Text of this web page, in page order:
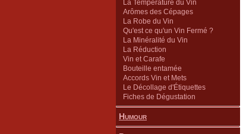
La Température du Vin
Arômes des Cépages
La Robe du Vin
Qu'est ce qu'un Vin Fermé ?
La Minéralité du Vin
La Réduction
Vin et Carafe
Bouteille entamée
Accords Vin et Mets
Le Décollage d'Étiquettes
Fiches de Dégustation
Humour